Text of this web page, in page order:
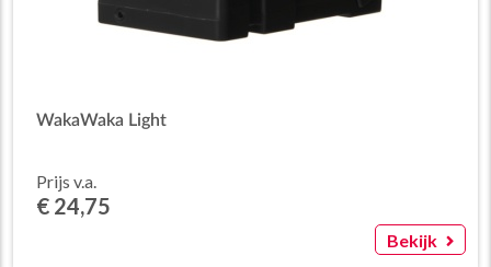
WakaWaka Light
Prijs v.a.
€ 24,75
Bekijk